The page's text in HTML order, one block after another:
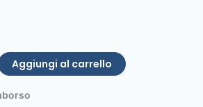
Aggiungi al carrello